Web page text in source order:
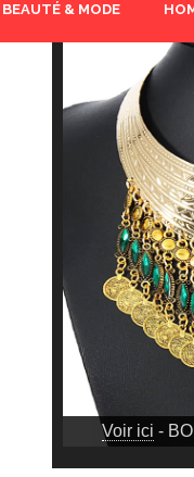
BEAUTÉ & MODE
Voir ici -